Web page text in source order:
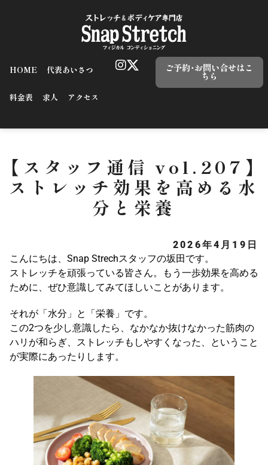
HOME 代表あいさつ
料金表 求人 アクセス
ご予約･お問い合せはこ
ちら
【スタッフ通信 vol.207】
ストレッチ効果を高める水
分と栄養
2026年4月19日
こんにちは、Snap Strechスタッフの坂田です。
ストレッチを頑張っている皆さん。もう一歩効果を高める
ために、ぜひ意識してみてほしいことがあります。
それが「水分」と「栄養」です。
この2つを少し意識したら、なかなか抜けなかった筋肉の
ハリが和らぎ、ストレッチもしやすくなった、ということ
が実際にあったりします。